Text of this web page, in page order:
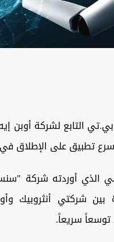
التابع لشركة أوبن
تطبيق على الإطلاق
الذي أوردته شركة
شركتي أنثروبيك
سريعاً.